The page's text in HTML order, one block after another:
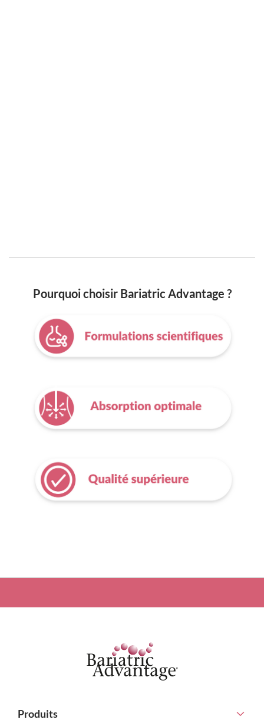
Pourquoi choisir Bariatric Advantage ?
Produits